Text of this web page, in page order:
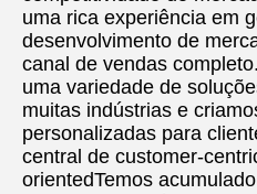
uma rica experiência em
desenvolvimento de
canal de vendas
uma variedade de
muitas indústrias e
personalizadas para
central de customer-
orientedTemos